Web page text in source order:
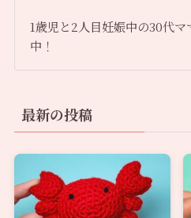
1歳児と2人目妊娠中の30代
中！
最新の投稿